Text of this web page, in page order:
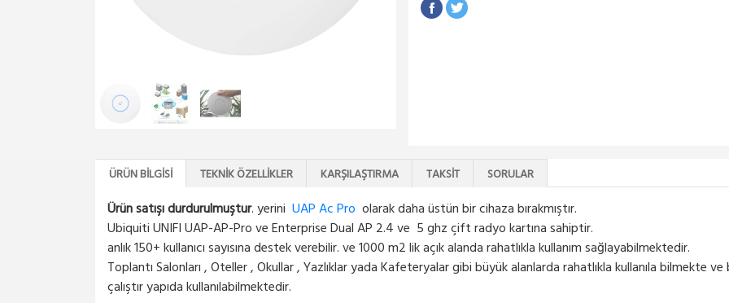
ÜRÜN BILGISI TEKNIK ÖZELLIKLER KARŞILAŞTIRMA TAKSIT SORULAR
Ürün satışı durdurulmuştur. yerini UAP Ac Pro olarak daha üstün bir cihaza bırakmıştır.
Ubiquiti UNIFI UAP-AP-Pro ve Enterprise Dual AP 2.4 ve 5 ghz çift radyo kartına sahiptir.
anlık 150+ kullanıcı sayısına destek verebilir. ve 1000 m2 lik açık alanda rahatlıkla kullanım sağlayabilmektedir.
Toplantı Salonları , Oteller , Okullar , Yazlıklar yada Kafeteryalar gibi büyük alanlarda rahatlıkla kullanıla bilmekte
çalıştır yapıda kullanılabilmektedir.